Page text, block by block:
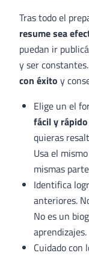
Tras todo el
resume sea
puedan ir
y ser
con éxito y
Elige un el
fácil y
quieras
Usa el
mismas
Identifica
anteriores.
No es un
aprendizajes.
Cuidado con